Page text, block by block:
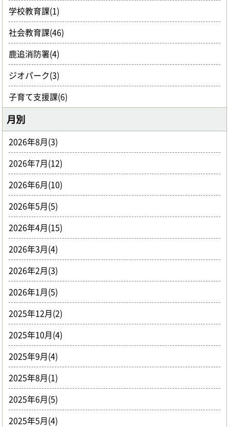
学校教育課(1)
社会教育課(46)
鹿追消防署(4)
ジオパーク(3)
子育て支援課(6)
月別
2026年8月(3)
2026年7月(12)
2026年6月(10)
2026年5月(5)
2026年4月(15)
2026年3月(4)
2026年2月(3)
2026年1月(5)
2025年12月(2)
2025年10月(4)
2025年9月(4)
2025年8月(1)
2025年6月(5)
2025年5月(4)